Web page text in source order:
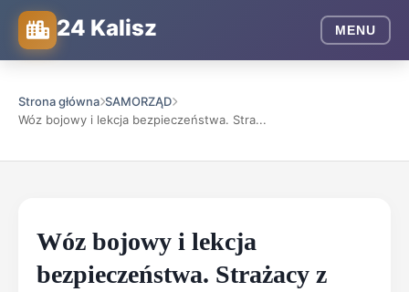
24 Kalisz MENU
Strona główna SAMORZĄD
Wóz bojowy i lekcja bezpieczeństwa. Stra...
Wóz bojowy i lekcja
bezpieczeństwa. Strażacy z